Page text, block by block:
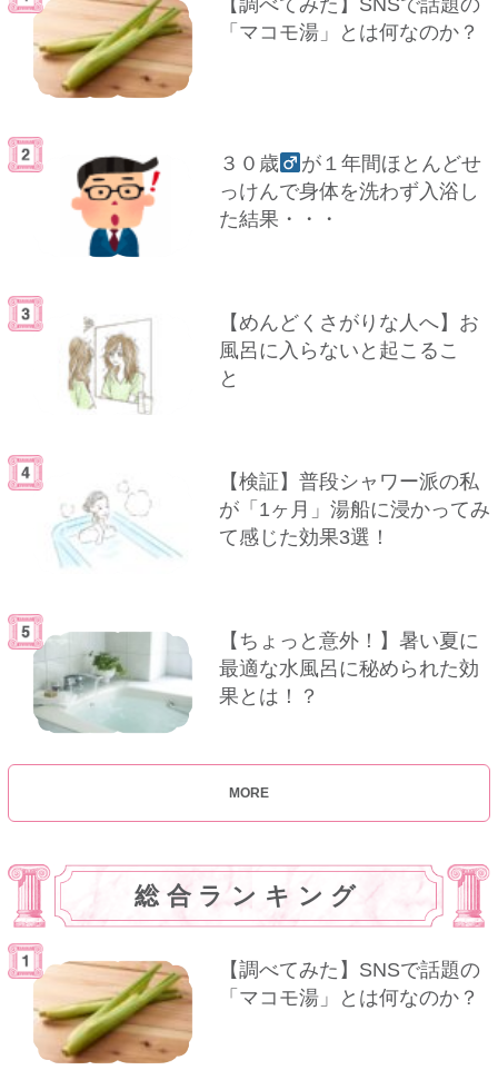
【調べてみた】SNSで話題の
「マコモ湯」とは何なのか？
３０歳
が１年間ほとんどせ
っけんで身体を洗わず入浴し
た結果・・・
【めんどくさがりな人へ】お
風呂に入らないと起こるこ
と
【検証】普段シャワー派の私
が「1ヶ月」湯船に浸かってみ
て感じた効果3選！
【ちょっと意外！】暑い夏に
最適な水風呂に秘められた効
果とは！？
MORE
総合ランキング
【調べてみた】SNSで話題の
「マコモ湯」とは何なのか？